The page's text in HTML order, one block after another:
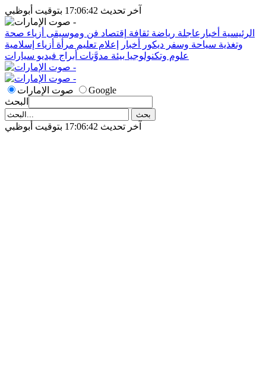
آخر تحديث 17:06:42 بتوقيت أبوظبي
الرئيسية أخبارعاجلة رياضة ثقافة إقتصاد فن وموسيقى أزياء صحة
وتغذية سياحة وسفر ديكور أخبار إعلام تعليم مرأة أزياء إسلامية
علوم وتكنولوجيا بيئة مدوَّنات أبراج فيديو سيارات
صوت الإمارات
Google
البحث
آخر تحديث 17:06:42 بتوقيت أبوظبي